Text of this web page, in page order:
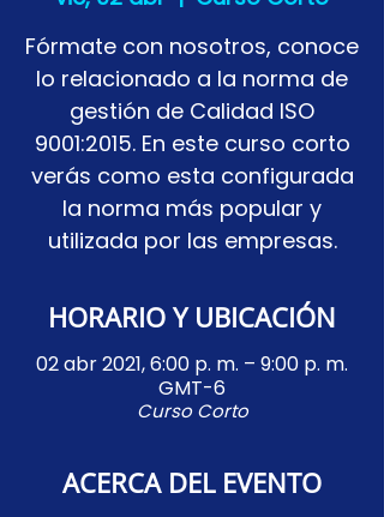
Fórmate con nosotros, conoce
lo relacionado a la norma de
gestión de Calidad ISO
9001:2015. En este curso corto
verás como esta configurada
la norma más popular y
utilizada por las empresas.
HORARIO Y UBICACIÓN
02 abr 2021, 6:00 p. m. – 9:00 p. m.
GMT-6
Curso Corto
ACERCA DEL EVENTO